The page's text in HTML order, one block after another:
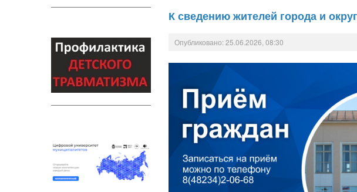
К сведению жителей города и
Опубликовано: 25.06.2026, 08:30